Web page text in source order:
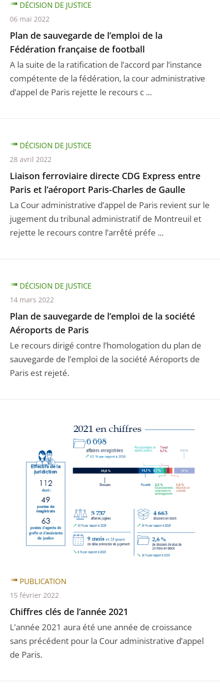
Plan de sauvegarde de l’emploi de la
Fédération française de football
A la suite de la ratification de l’accord par l’instance
compétente de la fédération, la cour administrative
d’appel de Paris rejette le recours c ...
DÉCISION DE JUSTICE
06 mai 2022
Liaison ferroviaire directe CDG Express entre
Paris et l’aéroport Paris-Charles de Gaulle
La Cour administrative d’appel de Paris revient sur le
jugement du tribunal administratif de Montreuil et
rejette le recours contre l’arrêté préfe ...
DÉCISION DE JUSTICE
28 avril 2022
Plan de sauvegarde de l’emploi de la société
Aéroports de Paris
Le recours dirigé contre l’homologation du plan de
sauvegarde de l’emploi de la société Aéroports de
Paris est rejeté.
DÉCISION DE JUSTICE
14 mars 2022
Chiffres clés de l’année 2021
L’année 2021 aura été une année de croissance
sans précédent pour la Cour administrative d’appel
de Paris.
PUBLICATION
15 février 2022